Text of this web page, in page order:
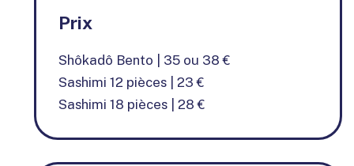
Prix
Shôkadô Bento | 35 ou 38 €
Sashimi 12 pièces | 23 €
Sashimi 18 pièces | 28 €